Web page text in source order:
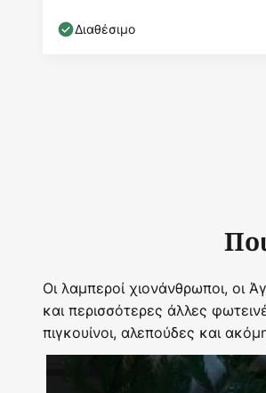
Διαθέσιμο
Οι λαμπεροί χιονάνθρωποι, οι
και περισσότερες άλλες
πιγκουίνοι, αλεπούδες και